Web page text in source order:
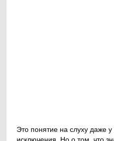
Это понятие на слуху даже